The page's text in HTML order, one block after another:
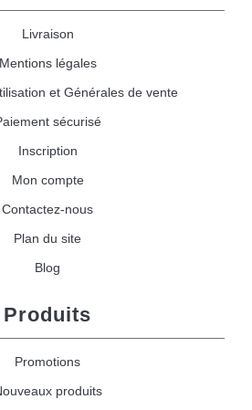
Livraison
Mentions légales
et Générales de vente
sécurisé
Inscription
Mon compte
Contactez-nous
Plan du site
Blog
Produits
Promotions
produits